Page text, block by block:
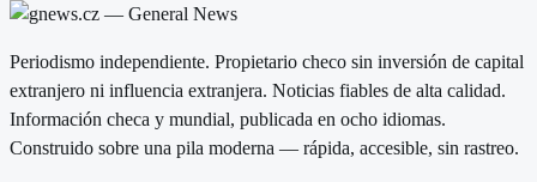
Periodismo independiente. Propietario checo sin inversión de capital
extranjero ni influencia extranjera. Noticias fiables de alta calidad.
Información checa y mundial, publicada en ocho idiomas.
Construido sobre una pila moderna — rápida, accesible, sin rastreo.